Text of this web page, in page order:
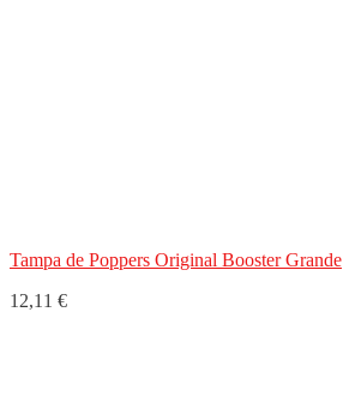
Tampa de Poppers Original Booster Grande
12,11 €